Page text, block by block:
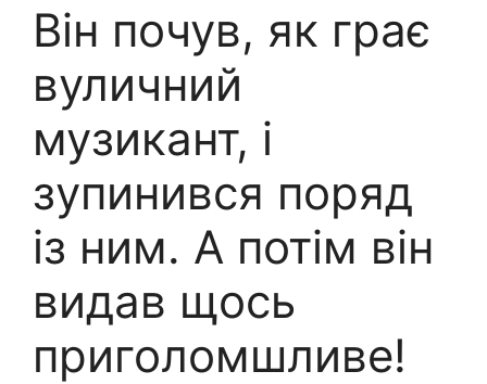
Він почув, як грає
вуличний
музикант, і
зупинився поряд
із ним. А потім він
видав щось
приголомшливе!